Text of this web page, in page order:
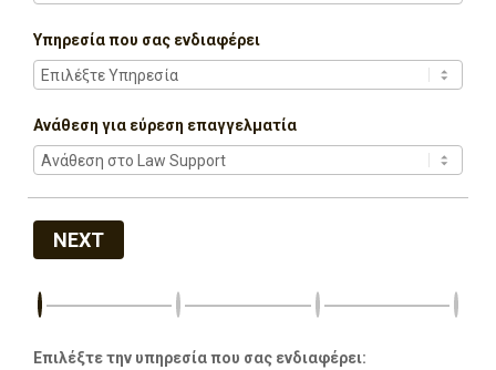
Υπηρεσία που σας ενδιαφέρει
Ανάθεση για εύρεση επαγγελματία
NEXT
Επιλέξτε την υπηρεσία που σας ενδιαφέρει: